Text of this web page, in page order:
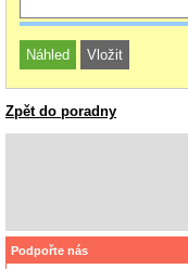
Zpět do poradny
Podpořte nás